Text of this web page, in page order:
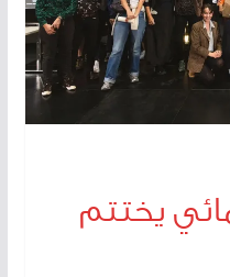
يختتم